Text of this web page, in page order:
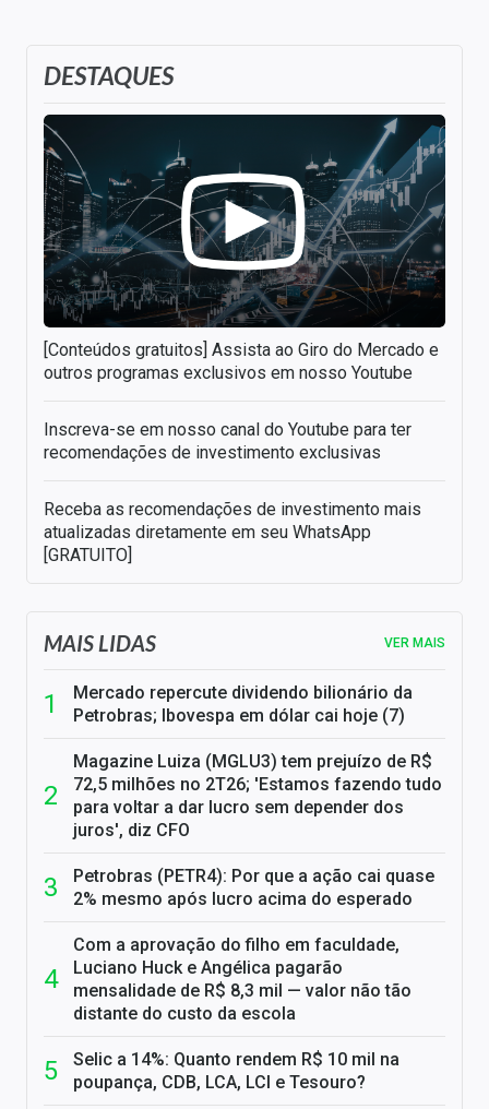
DESTAQUES
[Conteúdos gratuitos] Assista ao Giro do Mercado e
outros programas exclusivos em nosso Youtube
Inscreva-se em nosso canal do Youtube para ter
recomendações de investimento exclusivas
Receba as recomendações de investimento mais
atualizadas diretamente em seu WhatsApp
[GRATUITO]
MAIS LIDAS VER MAIS
Mercado repercute dividendo bilionário da
Petrobras; Ibovespa em dólar cai hoje (7)
Magazine Luiza (MGLU3) tem prejuízo de R$
72,5 milhões no 2T26; 'Estamos fazendo tudo
para voltar a dar lucro sem depender dos
juros', diz CFO
Petrobras (PETR4): Por que a ação cai quase
2% mesmo após lucro acima do esperado
Com a aprovação do filho em faculdade,
Luciano Huck e Angélica pagarão
mensalidade de R$ 8,3 mil — valor não tão
distante do custo da escola
Selic a 14%: Quanto rendem R$ 10 mil na
poupança, CDB, LCA, LCI e Tesouro?